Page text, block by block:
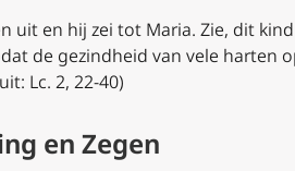
uit en hij zei tot Maria. Zie, dit
de gezindheid van vele harten
Lc. 2, 22-40)
en Zegen